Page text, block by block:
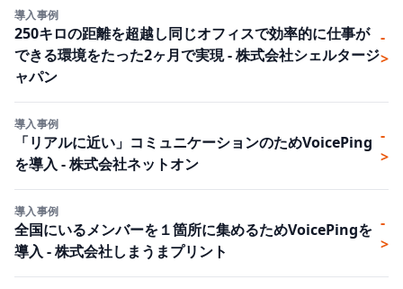
導入事例
250キロの距離を超越し同じオフィスで効率的に仕事が
できる環境をたった2ヶ月で実現 - 株式会社シェルタージ
ャパン
-
>
導入事例
「リアルに近い」コミュニケーションのためVoicePing
を導入 - 株式会社ネットオン
-
>
導入事例
全国にいるメンバーを１箇所に集めるためVoicePingを
導入 - 株式会社しまうまプリント
-
>